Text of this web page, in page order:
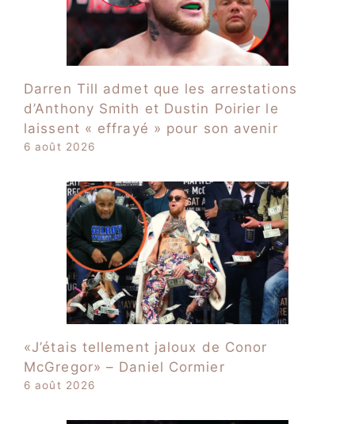
Darren Till admet que les arrestations
d’Anthony Smith et Dustin Poirier le
laissent « effrayé » pour son avenir
6 août 2026
«J’étais tellement jaloux de Conor
McGregor» – Daniel Cormier
6 août 2026